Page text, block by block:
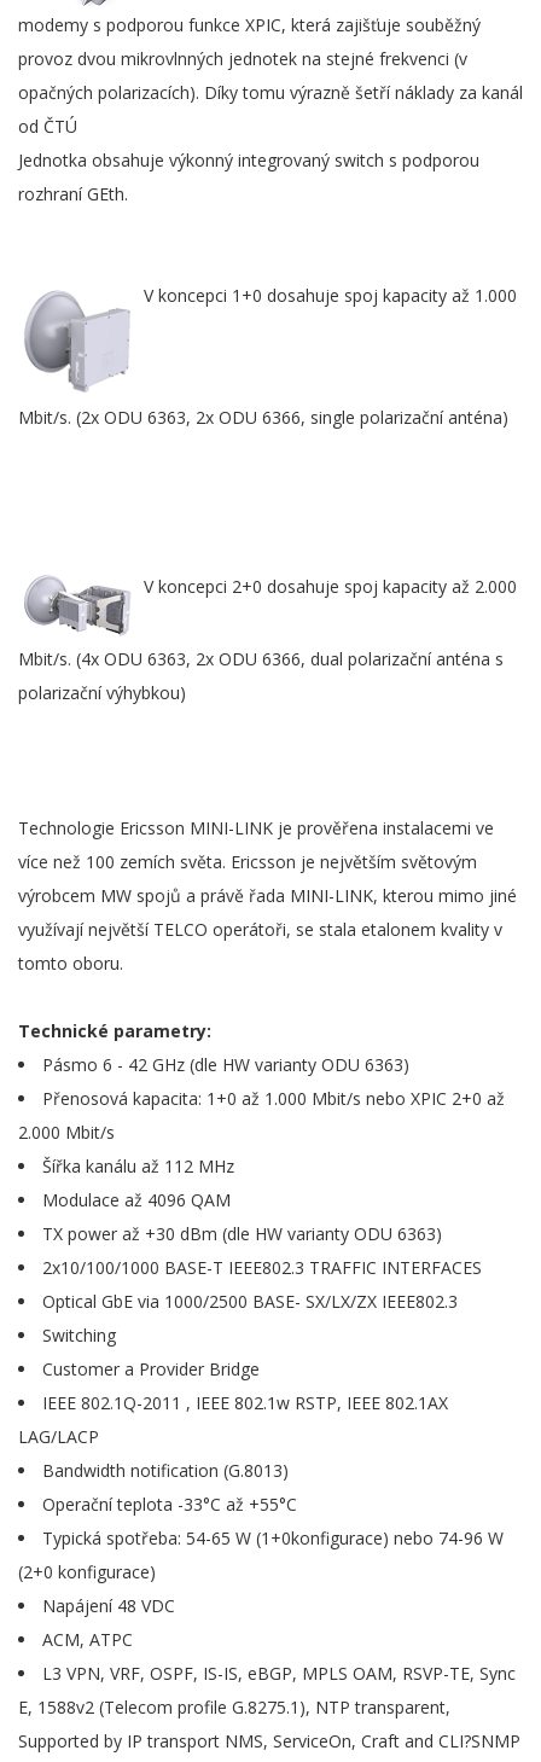
modemy s podporou funkce XPIC, která zajišťuje souběžný
provoz dvou mikrovlnných jednotek na stejné frekvenci (v
opačných polarizacích). Díky tomu výrazně šetří náklady za kanál
od ČTÚ
Jednotka obsahuje výkonný integrovaný switch s podporou
rozhraní GEth.
V koncepci 1+0 dosahuje spoj kapacity až 1.000
Mbit/s. (2x ODU 6363, 2x ODU 6366, single polarizační anténa)
V koncepci 2+0 dosahuje spoj kapacity až 2.000
Mbit/s. (4x ODU 6363, 2x ODU 6366, dual polarizační anténa s
polarizační výhybkou)
Technologie Ericsson MINI-LINK je prověřena instalacemi ve
více než 100 zemích světa. Ericsson je největším světovým
výrobcem MW spojů a právě řada MINI-LINK, kterou mimo jiné
využívají největší TELCO operátoři, se stala etalonem kvality v
tomto oboru.
Technické parametry:
Pásmo 6 - 42 GHz (dle HW varianty ODU 6363)
Přenosová kapacita: 1+0 až 1.000 Mbit/s nebo XPIC 2+0 až
2.000 Mbit/s
Šířka kanálu až 112 MHz
Modulace až 4096 QAM
TX power až +30 dBm (dle HW varianty ODU 6363)
2x10/100/1000 BASE-T IEEE802.3 TRAFFIC INTERFACES
Optical GbE via 1000/2500 BASE- SX/LX/ZX IEEE802.3
Switching
Customer a Provider Bridge
IEEE 802.1Q-2011 , IEEE 802.1w RSTP, IEEE 802.1AX
LAG/LACP
Bandwidth notification (G.8013)
Operační teplota -33°C až +55°C
Typická spotřeba: 54-65 W (1+0konfigurace) nebo 74-96 W
(2+0 konfigurace)
Napájení 48 VDC
ACM, ATPC
L3 VPN, VRF, OSPF, IS-IS, eBGP, MPLS OAM, RSVP-TE, Sync
E, 1588v2 (Telecom profile G.8275.1), NTP transparent,
Supported by IP transport NMS, ServiceOn, Craft and CLI?SNMP